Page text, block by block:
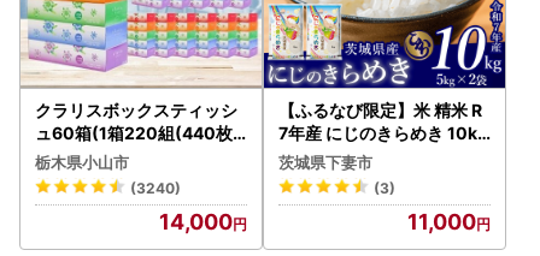
クラリスボックスティッシ
ュ60箱(1箱220組(440枚))
(5個入り×12セット)【配送
不可地域：離島・沖縄県】
【1256759】
栃木県小山市
(3240)
14,000
【ふるなび限定】米 精米 R
7年産 にじのきらめき 10kg
10月 FN-Limited-PR
茨城県下妻市
(3)
11,000